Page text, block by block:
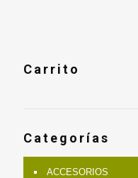
Carrito
Categorías
ACCESORIOS